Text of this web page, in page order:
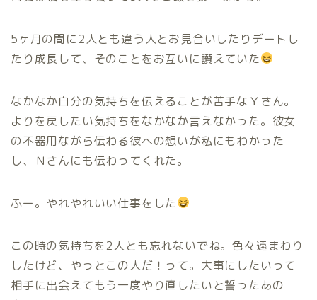
5ヶ月の間に2人とも違う人とお見合いしたりデートし
たり成長して、そのことをお互いに讃えていた
なかなか自分の気持ちを伝えることが苦手なＹさん。
よりを戻したい気持ちをなかなか言えなかった。彼女
の不器用ながら伝わる彼への想いが私にもわかった
し、Ｎさんにも伝わってくれた。
ふー。やれやれいい仕事をした
この時の気持ちを2人とも忘れないでね。色々遠まわり
したけど、やっとこの人だ！って。大事にしたいって
相手に出会えてもう一度やり直したいと誓ったあの